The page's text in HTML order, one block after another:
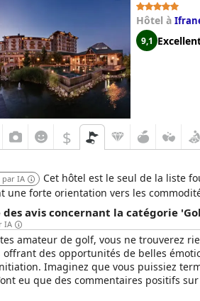
Hôtel à
9,1
$
par IA
Cet hôtel est le seul de la liste
une forte orientation vers les
des avis concernant la catégorie
IA
amateur de golf, vous ne trouverez
des opportunités de belles
Imaginez que vous puissiez
eu que des commentaires positifs